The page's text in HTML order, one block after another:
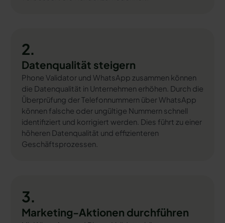
2.
Datenqualität steigern
Phone Validator und WhatsApp zusammen können
die Datenqualität in Unternehmen erhöhen. Durch die
Überprüfung der Telefonnummern über WhatsApp
können falsche oder ungültige Nummern schnell
identifiziert und korrigiert werden. Dies führt zu einer
höheren Datenqualität und effizienteren
Geschäftsprozessen.
3.
Marketing-Aktionen durchführen